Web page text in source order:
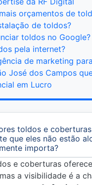
orçamentos de
de toldos?
toldos no Google?
pela internet?
de marketing para
José dos Campos
em Lucro
toldos e
que eles não estão
importa?
e coberturas
a visibilidade é a